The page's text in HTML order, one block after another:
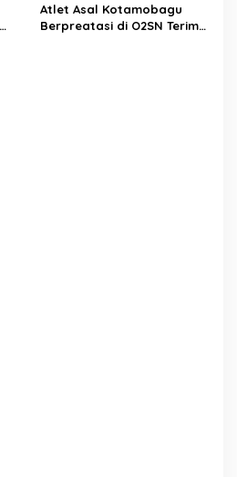
Atlet Asal Kotamobagu
Berpreatasi di O2SN Terima